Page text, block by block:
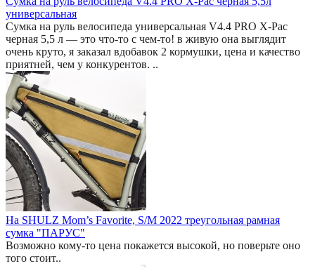
универсальная
Сумка на руль велосипеда универсальная V4.4 PRO X-Pac
черная 5,5 л — это что-то с чем-то! в живую она выглядит
очень круто, я заказал вдобавок 2 кормушки, цена и качество
приятней, чем у конкурентов. ..
На SHULZ Mom’s Favorite, S/M 2022 треугольная рамная
сумка "ПАРУС"
Возможно кому-то цена покажется высокой, но поверьте оно
того стоит..